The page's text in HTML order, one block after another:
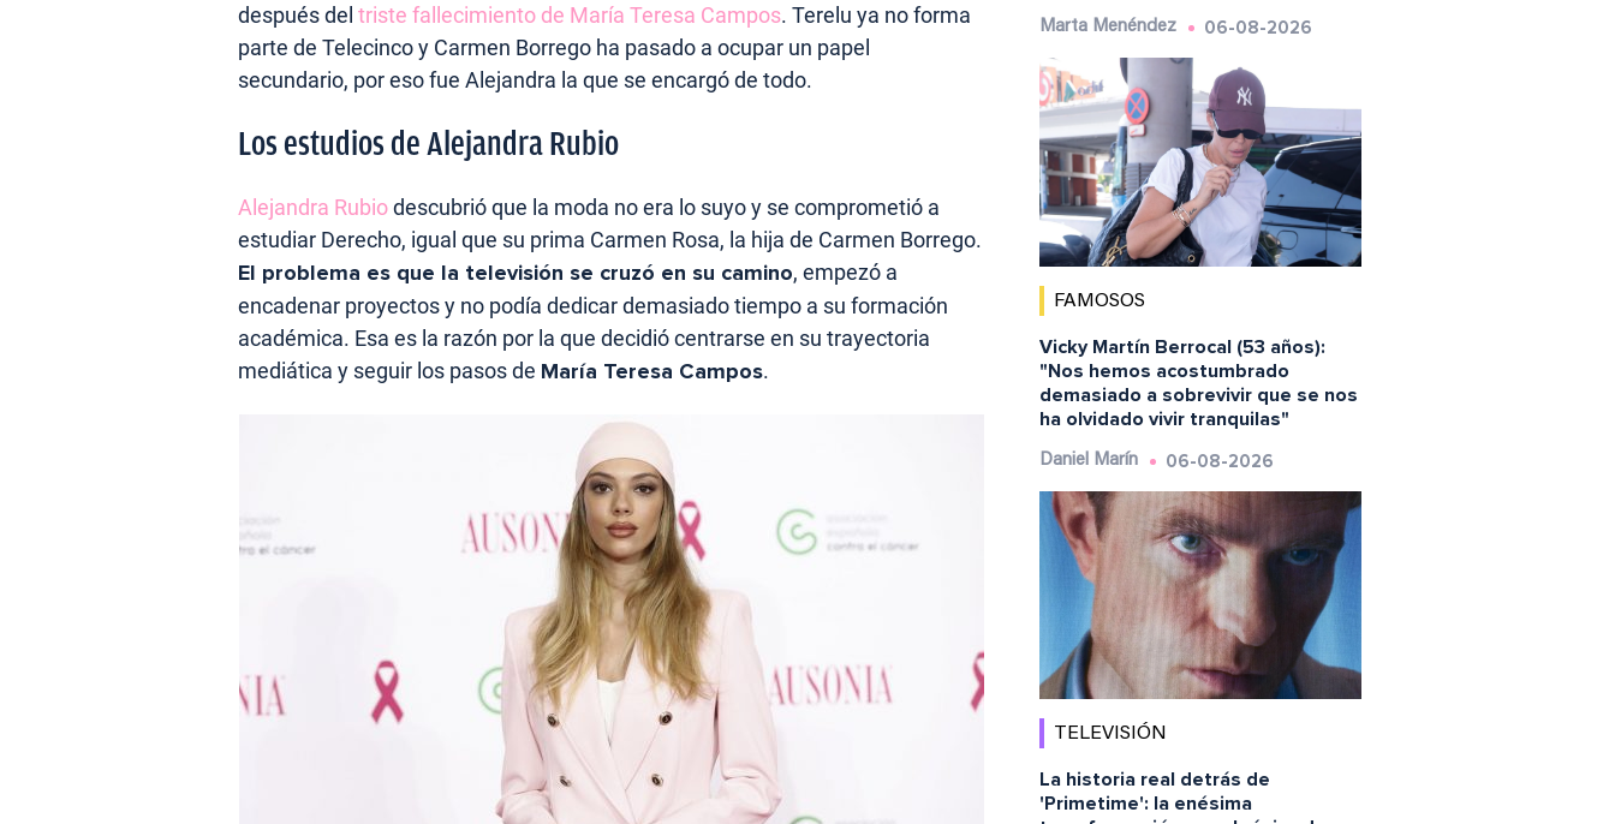
después del triste fallecimiento de María Teresa Campos. Terelu ya no forma
parte de Telecinco y Carmen Borrego ha pasado a ocupar un papel
secundario, por eso fue Alejandra la que se encargó de todo.
Los estudios de Alejandra Rubio
Alejandra Rubiodescubrió que la moda no era lo suyo y se comprometió a
estudiar Derecho, igual que su prima Carmen Rosa, la hija de Carmen Borrego.
El problema es que la televisión se cruzó en su camino, empezó a
encadenar proyectos y no podía dedicar demasiado tiempo a su formación
académica. Esa es la razón por la que decidió centrarse en su trayectoria
mediática y seguir los pasos de María Teresa Campos.
Marta Menéndez 06-08-2026
FAMOSOS
Vicky Martín Berrocal (53 años):
"Nos hemos acostumbrado
demasiado a sobrevivir que se nos
ha olvidado vivir tranquilas"
Daniel Marín 06-08-2026
TELEVISIÓN
La historia real detrás de
'Primetime': la enésima